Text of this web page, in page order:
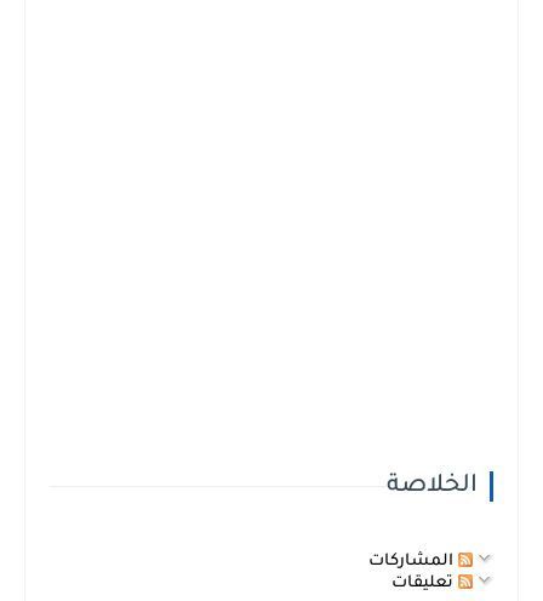
الخلاصة
المشاركات
تعليقات